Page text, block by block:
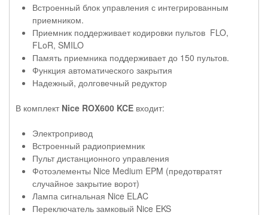
Встроенный блок управления с интегрированным
приемником.
Приемник поддерживает кодировки пультов FLO,
FLoR, SMILO
Память приемника поддерживает до 150 пультов.
Функция автоматического закрытия
Надежный, долговечный редуктор
В комплект Nice ROX600 KCE входит:
Электропривод
Встроенный радиоприемник
Пульт дистанционного управления
Фотоэлементы Nice Medium EPM (предотвратят
случайное закрытие ворот)
Лампа сигнальная Nice ELAC
Переключатель замковый Nice EKS